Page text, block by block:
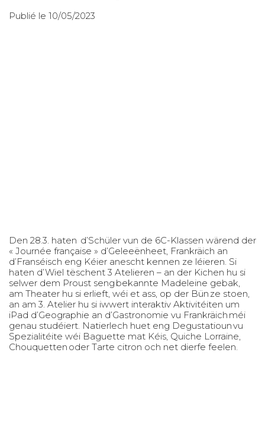
Publié le 10/05/2023
Den 28.3. haten d’Schüler vun de 6C-Klassen wärend der
« Journée française » d’Geleeënheet, Frankräich an
d’Franséisch eng Kéier anescht kennen ze léieren. Si
haten d’Wiel tëschent 3 Atelieren – an der Kichen hu si
selwer dem Proust seng bekannte Madeleine gebak,
am Theater hu si erlieft, wéi et ass, op der Bün ze stoen,
an am 3. Atelier hu si iwwert interaktiv Aktivitéiten um
iPad d’Geographie an d’Gastronomie vu Frankräich méi
genau studéiert. Natierlech huet eng Degustatioun vu
Spezialitéite wéi Baguette mat Kéis, Quiche Lorraine,
Chouquetten oder Tarte citron och net dierfe feelen.